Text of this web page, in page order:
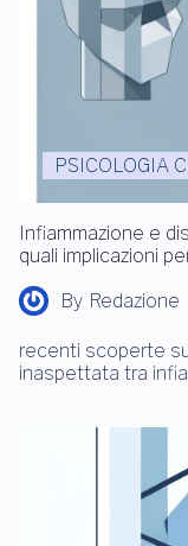
PSICOLOGIA
Infiammazione e
quali implicazioni
By Redazione
recenti scoperte
inaspettata tra